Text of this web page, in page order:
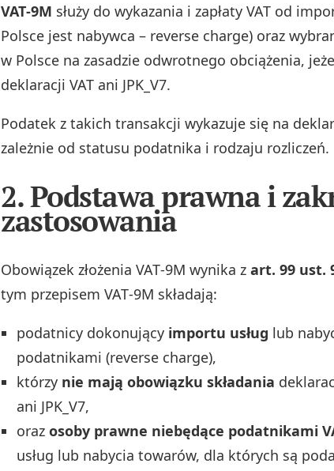
VAT‑9M służy do wykazania i zapłaty VAT od
Polsce jest nabywca – reverse charge) oraz
w Polsce na zasadzie odwrotnego obciążenia,
deklaracji VAT ani JPK_V7.
Podatek z takich transakcji wykazuje się na
zależnie od statusu podatnika i rodzaju rozliczeń.
2. Podstawa prawna i
zastosowania
Obowiązek złożenia VAT‑9M wynika z art. 99 ust.
tym przepisem VAT‑9M składają:
podatnicy dokonujący importu usług lub
podatnikami (reverse charge),
którzy nie mają obowiązku składania
ani JPK_V7,
oraz osoby prawne niebędące podatnikami
usług lub nabycia towarów, dla których są